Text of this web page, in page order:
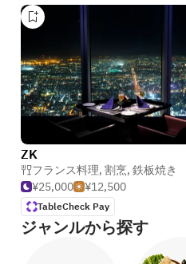
ZK
フランス料理, 割烹, 鉄板焼き
¥25,000
¥12,500
TableCheck Pay
ジャンルから探す